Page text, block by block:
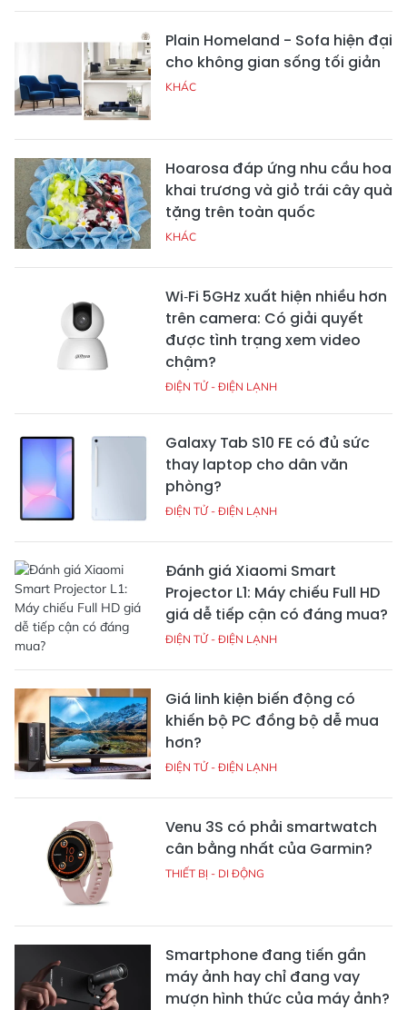
Plain Homeland - Sofa hiện đại
cho không gian sống tối giản
KHÁC
Hoarosa đáp ứng nhu cầu hoa
khai trương và giỏ trái cây quà
tặng trên toàn quốc
KHÁC
Wi‑Fi 5GHz xuất hiện nhiều hơn
trên camera: Có giải quyết
được tình trạng xem video
chậm?
ĐIỆN TỬ - ĐIỆN LẠNH
Galaxy Tab S10 FE có đủ sức
thay laptop cho dân văn
phòng?
ĐIỆN TỬ - ĐIỆN LẠNH
Đánh giá Xiaomi Smart
Projector L1: Máy chiếu Full HD
giá dễ tiếp cận có đáng mua?
ĐIỆN TỬ - ĐIỆN LẠNH
Giá linh kiện biến động có
khiến bộ PC đồng bộ dễ mua
hơn?
ĐIỆN TỬ - ĐIỆN LẠNH
Venu 3S có phải smartwatch
cân bằng nhất của Garmin?
THIẾT BỊ - DI ĐỘNG
Smartphone đang tiến gần
máy ảnh hay chỉ đang vay
mượn hình thức của máy ảnh?